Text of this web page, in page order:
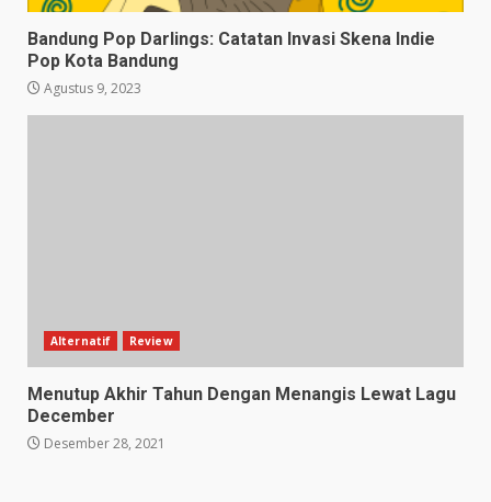
Bandung Pop Darlings: Catatan Invasi Skena Indie
Pop Kota Bandung
Agustus 9, 2023
Alternatif Review
Menutup Akhir Tahun Dengan Menangis Lewat Lagu
December
Desember 28, 2021